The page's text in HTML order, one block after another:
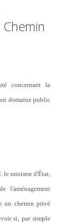
concernant la
domaine public
le ministre d'État,
l'aménagement
un chemin privé
si, par simple